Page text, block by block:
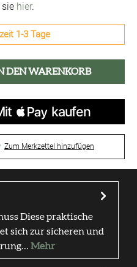
hier.
1-3 Tage
gewünschten
DEN WARENKORB
Zum Merkzettel hinzufügen
Diese praktische
sich zur sicheren und
Mehr